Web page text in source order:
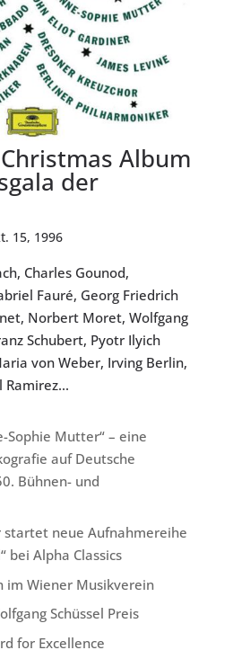
Album
der
15, 1996
Charles Gounod,
Fauré, Georg Friedrich
Norbert Moret, Wolfgang
Schubert, Pyotr Ilyich
von Weber, Irving Berlin,
Sophie Mutter“ – eine
auf Deutsche
Bühnen- und
neue Aufnahmereihe
bei Alpha Classics
im Wiener Musikverein
Schüssel Preis
for Excellence